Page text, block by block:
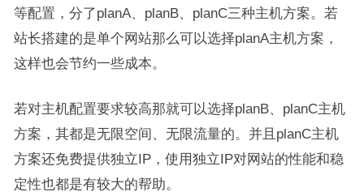
等配置，分了planA、planB、planC三种主机方案。若
站长搭建的是单个网站那么可以选择planA主机方案，
这样也会节约一些成本。
若对主机配置要求较高那就可以选择planB、planC主机
方案，其都是无限空间、无限流量的。并且planC主机
方案还免费提供独立IP，使用独立IP对网站的性能和稳
定性也都是有较大的帮助。